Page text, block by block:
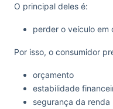
O principal deles é:
perder o veículo em
Por isso, o consumidor
orçamento
estabilidade
segurança da renda